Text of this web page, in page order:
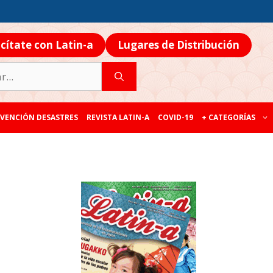
con Latin-a Lugares de Distribución
DESASTRES REVISTA LATIN-A COVID-19 + CATEGORÍAS